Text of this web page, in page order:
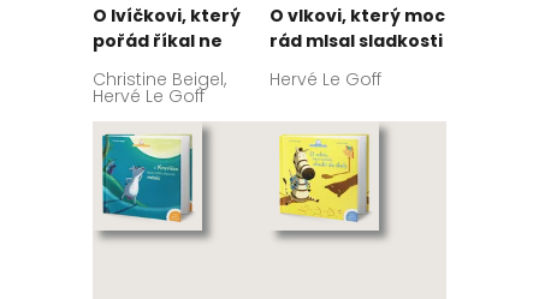
O lvíčkovi, který
pořád říkal ne
Christine Beigel,
Hervé Le Goff
O vlkovi, který moc
rád mlsal sladkosti
Hervé Le Goff